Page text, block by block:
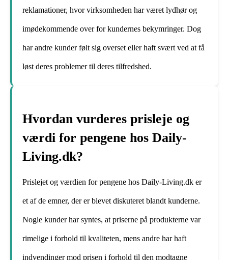
reklamationer, hvor virksomheden har været lydhør og
imødekommende over for kundernes bekymringer. Dog
har andre kunder følt sig overset eller haft svært ved at få
løst deres problemer til deres tilfredshed.
Hvordan vurderes prisleje og
værdi for pengene hos Daily-
Living.dk?
Prislejet og værdien for pengene hos Daily-Living.dk er
et af de emner, der er blevet diskuteret blandt kunderne.
Nogle kunder har syntes, at priserne på produkterne var
rimelige i forhold til kvaliteten, mens andre har haft
indvendinger mod prisen i forhold til den modtagne